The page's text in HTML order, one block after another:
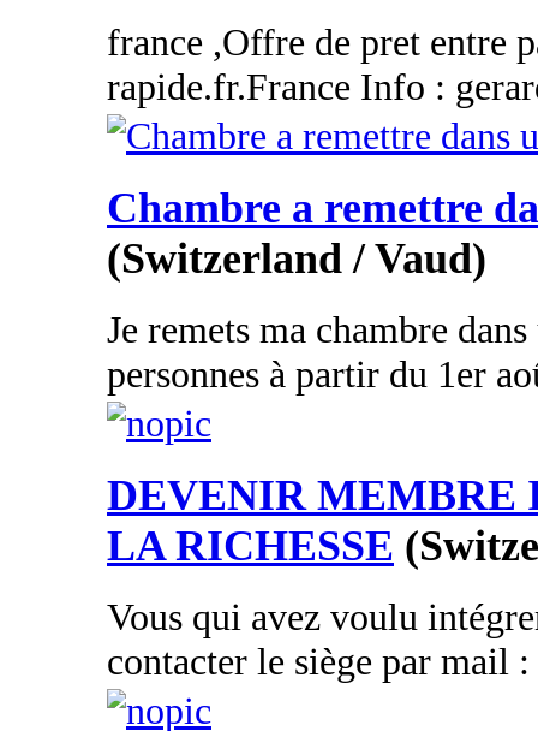
france ,Offre de pret entre
rapide.fr.France Info :
Chambre a remettre
(Switzerland / Vaud)
Je remets ma chambre
personnes à partir du 1er
DEVENIR
LA RICHESSE
Vous qui avez voulu
contacter le siège par mail